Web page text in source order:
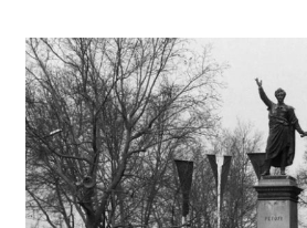
szubjektív